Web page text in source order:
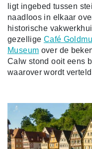
ligt ingebed tussen
naadloos in elkaar
historische
gezellige Café
Museum over de
Calw stond ooit eens
waarover wordt